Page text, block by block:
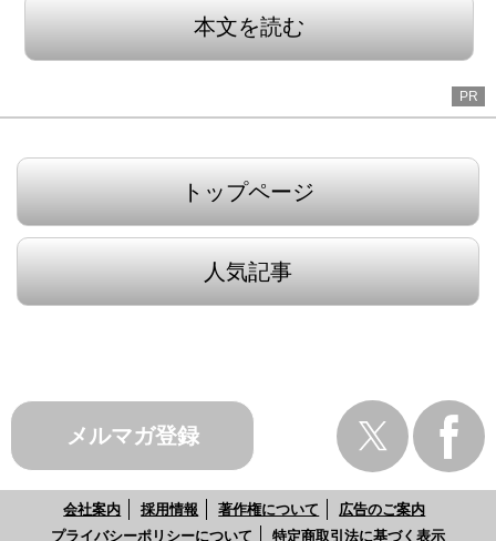
本文を読む
PR
トップページ
人気記事
メルマガ登録
会社案内 採用情報 著作権について
広告のご案内
プライバシーポリシーについて
特定商取引法に基づく表示